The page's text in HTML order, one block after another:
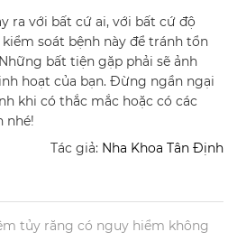
ra với bất cứ ai, với bất cứ độ
soát bệnh này để tránh tổn
bất tiện gặp phải sẽ ảnh
hoạt của bạn. Đừng ngần ngại
khi có thắc mắc hoặc có các
nhé!
Tác giả: Nha Khoa Tân Định
tủy răng có nguy hiểm không